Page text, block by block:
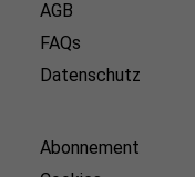
AGB
FAQs
Datenschutz
Abonnement